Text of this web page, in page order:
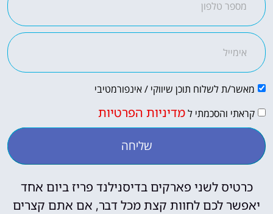
מאשר/ת לשלוח תוכן שיווקי / אינפורמטיבי
קראתי והסכמתי למדיניות הפרטיות
שליחה
כרטיס לשני פארקים בדיסנילנד פריז ביום אחד
יאפשר לכם לחוות קצת מכל דבר, אם אתם קצרים